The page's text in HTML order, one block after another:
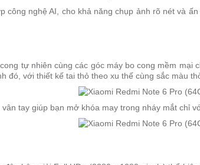
công nghệ AI, cho khả năng chụp ảnh rõ nét và
tự nhiên cùng các góc máy bo cong mềm
đó, với thiết kế tai thỏ theo xu thế cùng sắc màu
tay giúp bạn mở khóa may trong nháy mắt chỉ